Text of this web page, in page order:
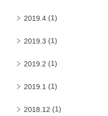
2019.4 (1)
2019.3 (1)
2019.2 (1)
2019.1 (1)
2018.12 (1)